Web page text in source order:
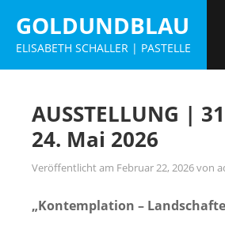
Inhalt
springen
GOLDUNDBLAU
ELISABETH SCHALLER | PASTELLE
AUSSTELLUNG |
24. Mai 2026
Veröffentlicht am Februar 22, 2026von
„Kontemplation –